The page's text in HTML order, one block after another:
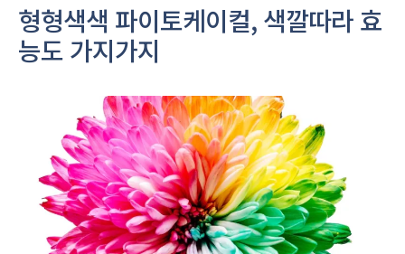
형형색색 파이토케이컬, 색깔따라 효
능도 가지가지